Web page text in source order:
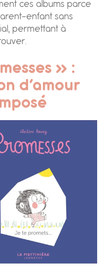
ces albums parce
enfant sans
permettant à
» :
d’amour